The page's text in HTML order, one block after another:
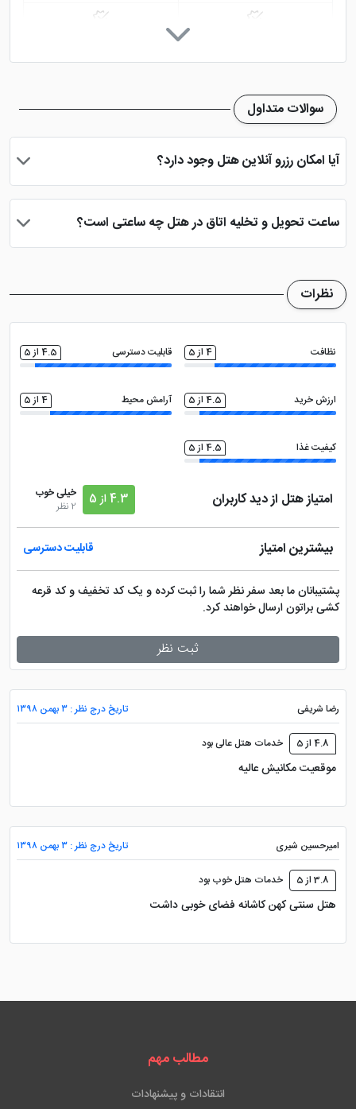
خدمات خشک شویی (لاندری) نمازخانه
فضای سبز
سوالات متداول
آیا امکان رزرو آنلاین هتل وجود دارد؟
بله، با انتخاب تاریخ ورود و خروج، نوع اتاق و تعداد نفرات می توانید
دریافت نمایید.
ساعت تحویل و تخلیه اتاق در هتل چه ساعتی است؟
ساعت تحویل اتاق ساعت 2 بعد از ظهر و ساعت تخلیه اتاق 12 ظهر
نظرات
نظافت 4 از 5 قابلیت دسترسی 4.5 از 5
ارزش خرید 4.5 از 5 آرامش محیط 4 از 5
کیفیت غذا 4.5 از 5
امتیاز هتل از دید کاربران 4.3 از 5
خیلی خوب
2 نظر
بیشترین امتیاز قابلیت دسترسی
پشتیبانان ما بعد سفر نظر شما را ثبت کرده و یک کد تخفیف و کد قرعه
کشی براتون ارسال خواهند کرد.
ثبت نظر
رضا شریفی تاریخ درج نظر : ۳ بهمن ۱۳۹۸
4.8 از 5 خدمات هتل عالی بود
موقعیت مکانیش عالیه
امیرحسین شیری تاریخ درج نظر : ۳ بهمن ۱۳۹۸
3.8 از 5 خدمات هتل خوب بود
هتل سنتی کهن کاشانه فضای خوبی داشت
مطالب مهم
انتقادات و پیشنهادات